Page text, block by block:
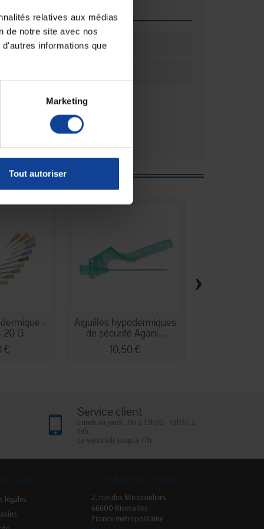
relatives aux médias
de notre site avec nos
informations que
Marketing
Tout autoriser
:
-
20 G
€
Aiguilles hypodermiques
de sécurité Agani...
10,50 €
›
Service client
Lundi au jeudi : 9h à 12h30 - 13h30 à
18h
Le vendredi jusqu'à 17h
légales
Contactez-nous
2, rue des Micocouliers
66600 Rivesaltes
France métropolitaine